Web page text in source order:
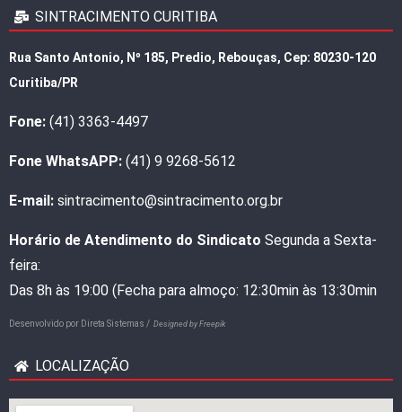
SINTRACIMENTO CURITIBA
Rua Santo Antonio, Nº 185, Predio, Rebouças, Cep: 80230-120
Curitiba/PR
Fone: (41) 3363-4497
Fone WhatsAPP: (41) 9 9268-5612
E-mail: sintracimento@sintracimento.org.br
Horário de Atendimento do Sindicato Segunda a Sexta-
feira:
Das 8h às 19:00 (Fecha para almoço: 12:30min às 13:30min
Desenvolvido por Direta Sistemas / Designed by Freepik
LOCALIZAÇÃO